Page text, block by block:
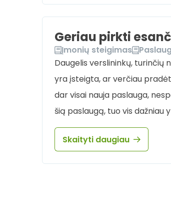
Geriau pirkti
Įmonių steigimas
Daugelis verslininkų, turinčių
yra įsteigta, ar verčiau
dar visai nauja paslauga,
šią paslaugą, tuo vis dažniau
Skaityti daugiau